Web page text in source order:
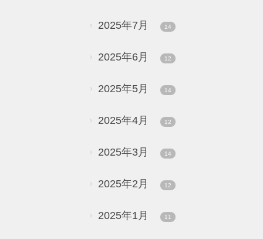
2025年7月 14
2025年6月 12
2025年5月 14
2025年4月 12
2025年3月 14
2025年2月 12
2025年1月 11